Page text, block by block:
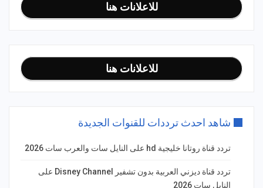
للاعلانات هنا
للاعلانات هنا
شاهد احدث ترددات للقنوات الجديدة
تردد قناة روتانا خليجية hd على النايل سات والعرب سات 2026
تردد قناة ديزني العربية بدون تشفير Disney Channel على
النايل سات 2026